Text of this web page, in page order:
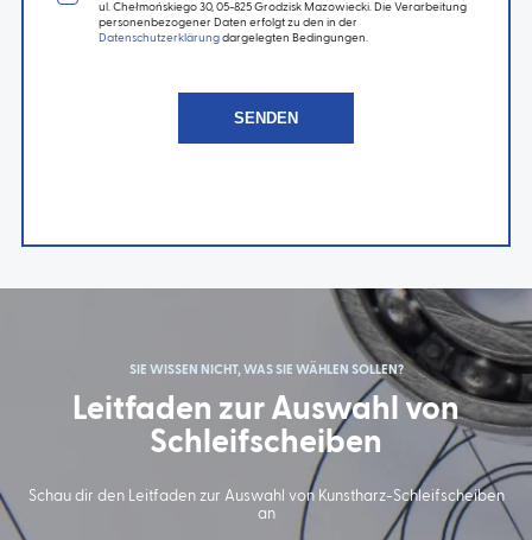
ul. Chełmońskiego 30, 05-825 Grodzisk Mazowiecki. Die Verarbeitung
personenbezogener Daten erfolgt zu den in der
Datenschutzerklärungdargelegten Bedingungen.
SIE WISSEN NICHT, WAS SIE WÄHLEN SOLLEN?
Leitfaden zur Auswahl von
Schleifscheiben
Schau dir den Leitfaden zur Auswahl von Kunstharz-Schleifscheiben
an